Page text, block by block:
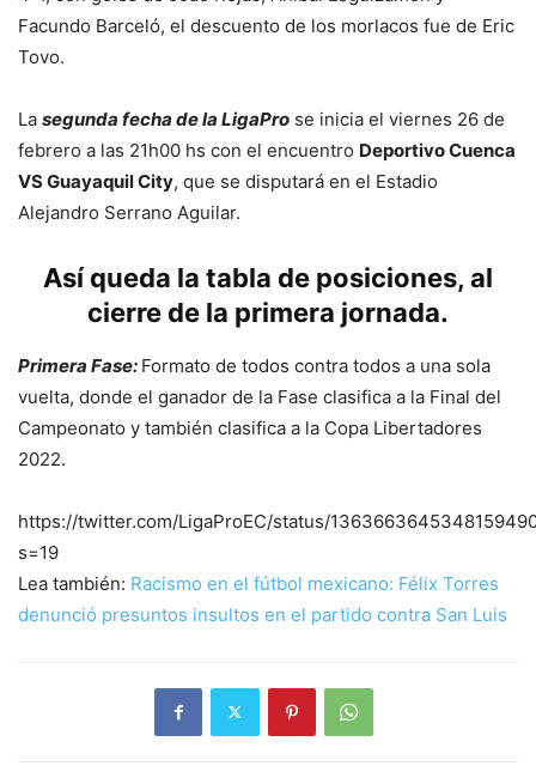
Facundo Barceló, el descuento de los morlacos fue de Eric
Tovo.
La segunda fecha de la LigaPro se inicia el viernes 26 de
febrero a las 21h00 hs con el encuentro Deportivo Cuenca
VS Guayaquil City, que se disputará en el Estadio
Alejandro Serrano Aguilar.
Así queda la tabla de posiciones, al
cierre de la primera jornada.
Primera Fase: Formato de todos contra todos a una sola
vuelta, donde el ganador de la Fase clasifica a la Final del
Campeonato y también clasifica a la Copa Libertadores
2022.
https://twitter.com/LigaProEC/status/
s=19
Lea también: Racismo en el fútbol mexicano: Félix Torres
denunció presuntos insultos en el partido contra San Luis